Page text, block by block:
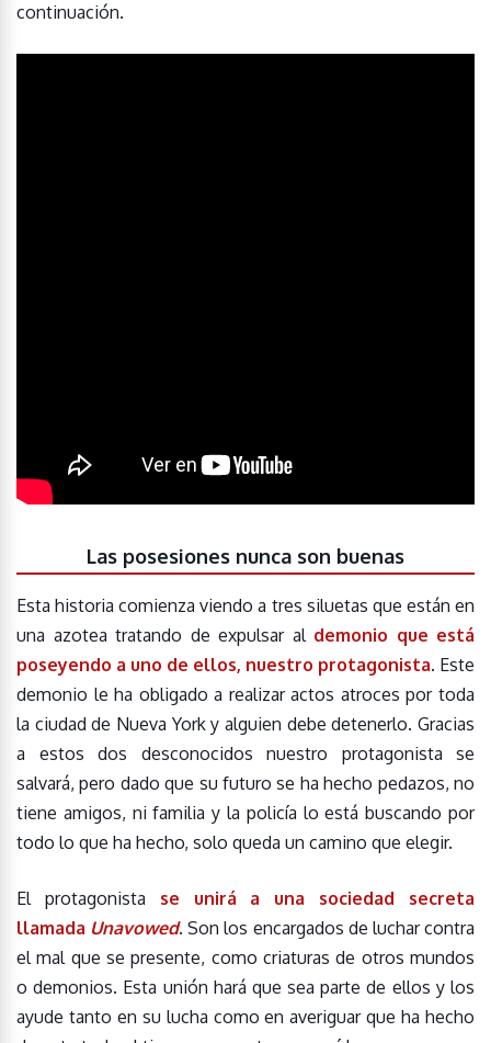
continuación.
Las posesiones nunca son buenas
Esta historia comienza viendo a tres siluetas que están en
una azotea tratando de expulsar al demonio que está
poseyendo a uno de ellos, nuestro protagonista. Este
demonio le ha obligado a realizar actos atroces por toda
la ciudad de Nueva York y alguien debe detenerlo. Gracias
a estos dos desconocidos nuestro protagonista se
salvará, pero dado que su futuro se ha hecho pedazos, no
tiene amigos, ni familia y la policía lo está buscando por
todo lo que ha hecho, solo queda un camino que elegir.
El protagonista se unirá a una sociedad secreta
llamada Unavowed. Son los encargados de luchar contra
el mal que se presente, como criaturas de otros mundos
o demonios. Esta unión hará que sea parte de ellos y los
ayude tanto en su lucha como en averiguar que ha hecho